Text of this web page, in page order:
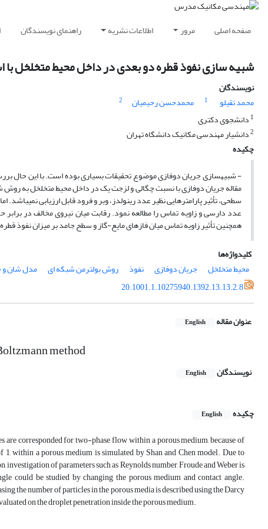
صفحه اصلی مرور اطلاعات نشریه راهنمای نویسندگان
شبیه‏ سازی نفوذ قطره دو بعدی در داخل محیط متخلخل
نویسندگان
محمد تقیلو
1 محمدحسن رحیمیان
2
1 دانشجوی دکتری
2دانشیار مهندسی مکانیک دانشگاه تهران
چکیده
- شبیه‏سازی جریان دوفازی موضوع تحقیقات بسیاری بوده است. با این حال
مقاله جریان دوفازی با نسبت چگالی و لزجت یک در داخل محیط متخلخل
سطحی، تأثیر پارامتر‏هایی نظیر عدد رینولدز، وبر و فرود قابل ارزیابی نمی‏باشد.
عدد دارسی و زاویه تماس را مطالعه نمود. رقابت میان نیروی مخالف در
همچنین تأثیر زاویه تماس میان فاز‏های مایع-گاز و سطح جامد بر میزان نفوذ
کلیدواژه‌ها
محیط متخلخل
جریان دوفازی نفوذ روش بولترمن شبکه‏ ای
مدل شان
20.1001.1.10275940.1392.13.13.2.8
عنوان مقاله English
method
نویسندگان English
چکیده English
corresponded for two-phase flow within a porous medium, because of
within a porous medium is simulated by Shan and Chen model. Due to
of parameters such as Reynolds number, Froude and Weber is
could be studied by changing the porous medium and contact angle.
the number of particles in the porous media is described using the Darcy
on the droplet penetration inside the porous medium.